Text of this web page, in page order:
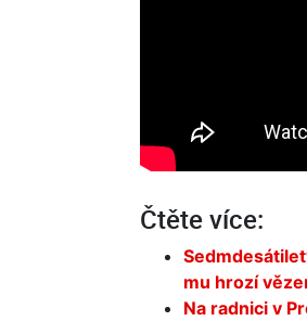
Čtěte více:
mu hrozí
Na radnici v